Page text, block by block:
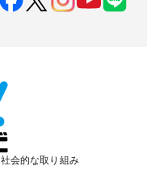
社会的な取り組み